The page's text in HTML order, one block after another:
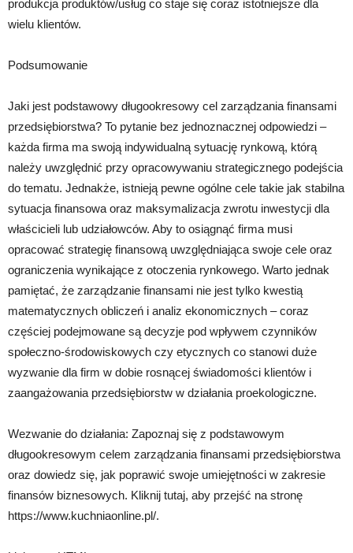
produkcja produktów/usług co staje się coraz istotniejsze dla
wielu klientów.
Podsumowanie
Jaki jest podstawowy długookresowy cel zarządzania finansami
przedsiębiorstwa? To pytanie bez jednoznacznej odpowiedzi –
każda firma ma swoją indywidualną sytuację rynkową, którą
należy uwzględnić przy opracowywaniu strategicznego podejścia
do tematu. Jednakże, istnieją pewne ogólne cele takie jak stabilna
sytuacja finansowa oraz maksymalizacja zwrotu inwestycji dla
właścicieli lub udziałowców. Aby to osiągnąć firma musi
opracować strategię finansową uwzględniająca swoje cele oraz
ograniczenia wynikające z otoczenia rynkowego. Warto jednak
pamiętać, że zarządzanie finansami nie jest tylko kwestią
matematycznych obliczeń i analiz ekonomicznych – coraz
częściej podejmowane są decyzje pod wpływem czynników
społeczno-środowiskowych czy etycznych co stanowi duże
wyzwanie dla firm w dobie rosnącej świadomości klientów i
zaangażowania przedsiębiorstw w działania proekologiczne.
Wezwanie do działania: Zapoznaj się z podstawowym
długookresowym celem zarządzania finansami przedsiębiorstwa
oraz dowiedz się, jak poprawić swoje umiejętności w zakresie
finansów biznesowych. Kliknij tutaj, aby przejść na stronę
https://www.kuchniaonline.pl/.